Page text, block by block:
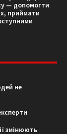
— допомогти
приймати
не
змінюють